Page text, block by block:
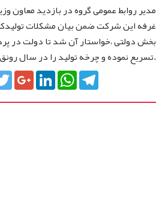
مدیر روابط عمومی گروه در بازدید معاون
غرفه این شرکت ضمن بیان مشکلات
بخش دولتی ،خواستار آن شد تا دولت در
تسریع نموده و چرخه تولید را در سال رونق تولید پویا و فعال نمایند.
TwitterGoogle+LinkedInWhatsApp